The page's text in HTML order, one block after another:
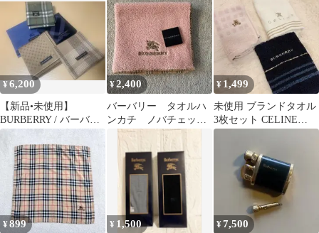
筆箱
¥6,200
【新品•未使用】
BURBERRY / バーバリ
ー ハンカチ 5枚セッ
¥2,400
バーバリー タオルハ
ンカチ ノバチェッ
ク ホース 刺繍 ピ
ンク
¥ 1,499
未使用 ブランドタオル
3枚セット CELINE
BURBERRY
¥899 ¥ 1,500 ¥7,500